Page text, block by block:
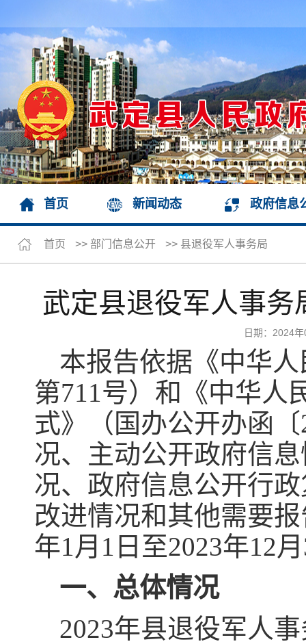
首页 新闻动态 政府信息
首页 >> 部门信息公开 >> 县退役军人事务局
武定县退役军人事
日期：2024
本报告依据《中华
第711号）和《中华人
式》（国办公开办函
况、主动公开政府信
况、政府信息公开行
改进情况和其他需要
年1月1日至2023年12
一、总体情况
2023年县退役军人